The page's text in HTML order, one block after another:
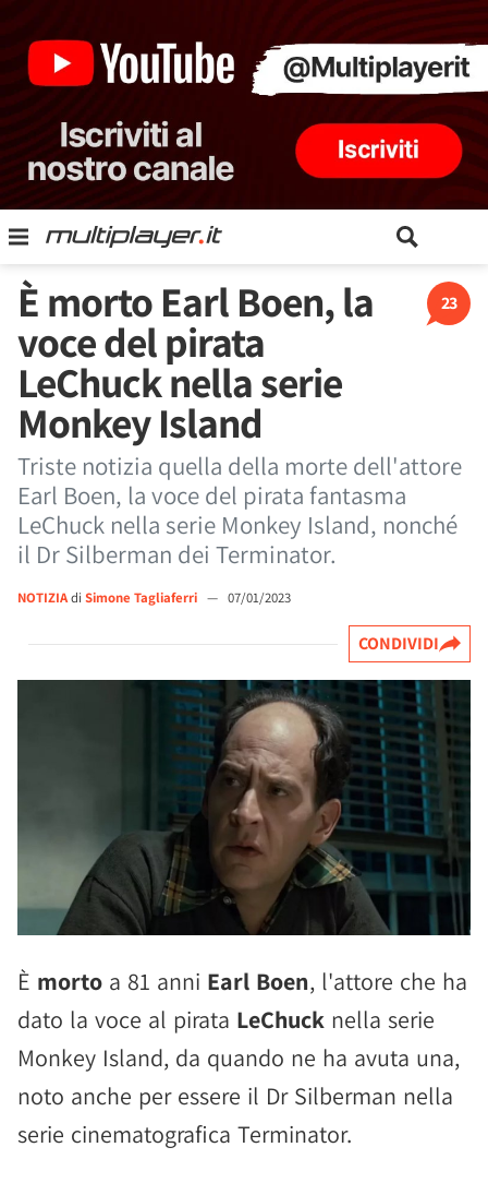
23
È morto Earl Boen, la
voce del pirata
LeChuck nella serie
Monkey Island
Triste notizia quella della morte dell'attore
Earl Boen, la voce del pirata fantasma
LeChuck nella serie Monkey Island, nonché
il Dr Silberman dei Terminator.
NOTIZIAdi Simone Tagliaferri — 07/01/2023
CONDIVIDI
È morto a 81 anni Earl Boen, l'attore che ha
dato la voce al pirata LeChuck nella serie
Monkey Island, da quando ne ha avuta una,
noto anche per essere il Dr Silberman nella
serie cinematografica Terminator.